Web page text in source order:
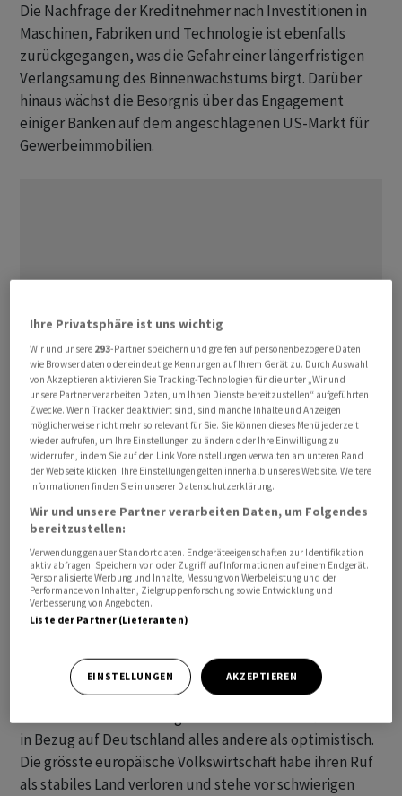
Die Nachfrage der Kreditnehmer nach Investitionen in
Maschinen, Fabriken und Technologie ist ebenfalls
zurückgegangen, was die Gefahr einer längerfristigen
Verlangsamung des Binnenwachstums birgt. Darüber
hinaus wächst die Besorgnis über das Engagement
einiger Banken auf dem angeschlagenen US-Markt für
Gewerbeimmobilien.
Stimmen zur Situation
«Deutschland ist wirklich in Schwierigkeiten», sagt Brian
Mangwiro, ein Fondsmanager bei Baring Investment
Services. «Alle grossen produzierenden
Volkswirtschaften verlangsamen sich, aber in
Deutschland wird dies durch höhere Energiekosten
noch verstärkt. Auch im Automobilsektor gibt es
aufgrund der Konkurrenz aus China
Beim Weltwirtschaftsforum in Davos im vergangenen
Monat war die Stimmung unter den Wirtschaftsführern
in Bezug auf Deutschland alles andere als optimistisch.
Die grösste europäische Volkswirtschaft habe ihren Ruf
als stabiles Land verloren und stehe vor schwierigen
Ihre Privatsphäre ist uns wichtig
Wir und unsere 293-Partner speichern und greifen auf personenbezogene Daten
wie Browserdaten oder eindeutige Kennungen auf Ihrem Gerät zu. Durch Auswahl
von Akzeptieren aktivieren Sie Tracking-Technologien für die unter „Wir und
unsere Partner verarbeiten Daten, um Ihnen Dienste bereitzustellen“ aufgeführten
Zwecke. Wenn Tracker deaktiviert sind, sind manche Inhalte und Anzeigen
möglicherweise nicht mehr so relevant für Sie. Sie können dieses Menü jederzeit
wieder aufrufen, um Ihre Einstellungen zu ändern oder Ihre Einwilligung zu
widerrufen, indem Sie auf den Link Voreinstellungen verwalten am unteren Rand
der Webseite klicken. Ihre Einstellungen gelten innerhalb unseres Website. Weitere
Informationen finden Sie in unserer Datenschutzerklärung.
Wir und unsere Partner verarbeiten Daten, um Folgendes
bereitzustellen:
Verwendung genauer Standortdaten. Endgeräteeigenschaften zur Identifikation
aktiv abfragen. Speichern von oder Zugriff auf Informationen auf einem Endgerät.
Personalisierte Werbung und Inhalte, Messung von Werbeleistung und der
Performance von Inhalten, Zielgruppenforschung sowie Entwicklung und
Verbesserung von Angeboten.
Liste der Partner (Lieferanten)
EINSTELLUNGEN AKZEPTIEREN